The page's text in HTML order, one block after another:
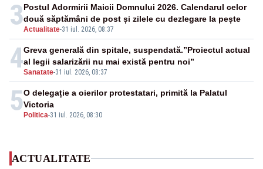
3Actualitate-31 iul. 2026, 08:37
Postul Adormirii Maicii Domnului 2026. Calendarul celor
două săptămâni de post și zilele cu dezlegare la pește
4Sanatate-31 iul. 2026, 08:37
Greva generală din spitale, suspendată.”Proiectul actual
al legii salarizării nu mai există pentru noi”
5 Politica-31 iul. 2026, 08:30
O delegație a oierilor protestatari, primită la Palatul
Victoria
ACTUALITATE